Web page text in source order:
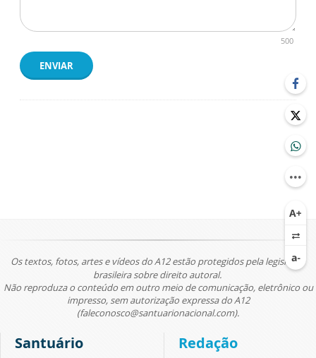
500
ENVIAR
Os textos, fotos, artes e vídeos do A12 estão protegidos pela legislação
brasileira sobre direito autoral.
Não reproduza o conteúdo em outro meio de comunicação, eletrônico ou
impresso, sem autorização expressa do A12
(faleconosco@santuarionacional.com).
Santuário Redação